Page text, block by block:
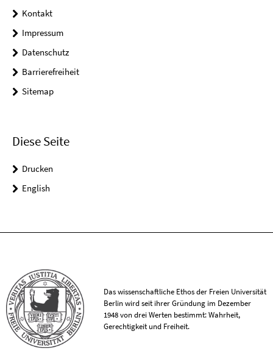
Kontakt
Impressum
Datenschutz
Barrierefreiheit
Sitemap
Diese Seite
Drucken
English
Das wissenschaftliche Ethos der Freien Universität
Berlin wird seit ihrer Gründung im Dezember
1948 von drei Werten bestimmt: Wahrheit,
Gerechtigkeit und Freiheit.